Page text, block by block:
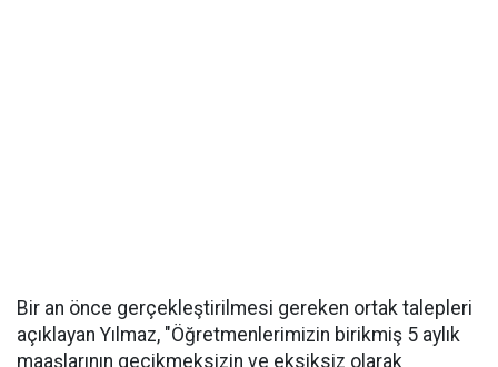
Bir an önce gerçekleştirilmesi gereken ortak talepleri
açıklayan Yılmaz, "Öğretmenlerimizin birikmiş 5 aylık
maaşlarının gecikmeksizin ve eksiksiz olarak